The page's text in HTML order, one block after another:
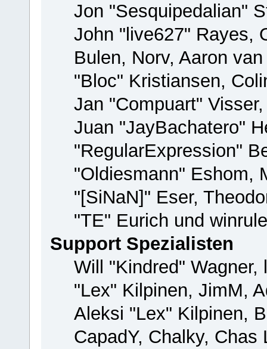
Jon "Sesquipedalian"
John "live627" Rayes,
Bulen, Norv, Aaron
"Bloc" Kristiansen,
Jan "Compuart"
Juan "JayBachatero"
"RegularExpression"
"Oldiesmann" Eshom,
"[SiNaN]" Eser,
"TE" Eurich und
Support Spezialisten
Will "Kindred"
"Lex" Kilpinen, JimM,
Aleksi "Lex" Kilpinen,
CapadY, Chalky,